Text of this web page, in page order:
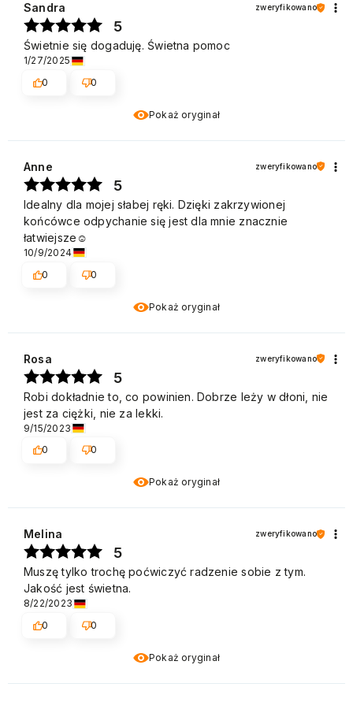
Pokaż oryginał
Sandra zweryfikowano
5
Świetnie się dogaduję. Świetna pomoc
1/27/2025
0
0
Pokaż oryginał
Anne zweryfikowano
5
Idealny dla mojej słabej ręki. Dzięki zakrzywionej
końcówce odpychanie się jest dla mnie znacznie
łatwiejsze☺️
10/9/2024
0
0
Pokaż oryginał
Rosa zweryfikowano
5
Robi dokładnie to, co powinien. Dobrze leży w dłoni, nie
jest za ciężki, nie za lekki.
9/15/2023
0
0
Pokaż oryginał
Melina zweryfikowano
5
Muszę tylko trochę poćwiczyć radzenie sobie z tym.
Jakość jest świetna.
8/22/2023
0
0